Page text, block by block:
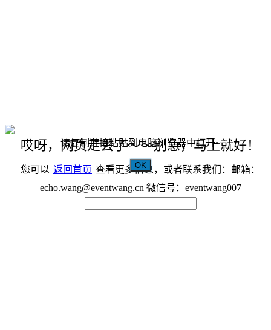
哎呀，网页走丢了～～别急，马上就好！
您可以 返回首页 查看更多信息，或者联系我们：邮箱：
echo.wang@eventwang.cn 微信号：eventwang007
请复制链接粘贴到电脑浏览器中打开~
OK